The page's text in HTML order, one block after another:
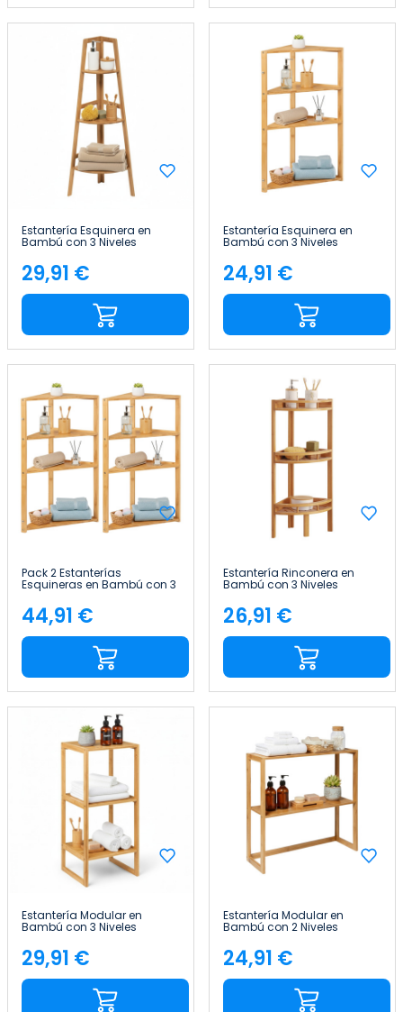
Estantería Esquinera en
Bambú con 3 Niveles
Thinia Home
Precio
29,91 €
Estantería Esquinera en
Bambú con 3 Niveles
Thinia Home
Precio
24,91 €
Pack 2 Estanterías
Esquineras en Bambú con 3
Niveles Canoply
80x36.5x33.5cm Thinia
Home
Precio
44,91 €
Estantería Rinconera en
Bambú con 3 Niveles
Home
Precio
26,91 €
Estantería Modular en
Bambú con 3 Niveles
Thinia Home
Precio
29,91 €
Estantería Modular en
Bambú con 2 Niveles
Home
Precio
24,91 €